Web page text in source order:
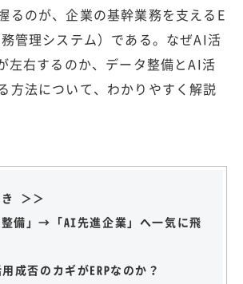
るのが、企業の基幹業務を支えるE
管理システム）である。なぜAI活
左右するのか、データ整備とAI活
方法について、わかりやすく解説
＞＞
整備」→「AI先進企業」へ一気に飛
成否のカギがERPなのか？